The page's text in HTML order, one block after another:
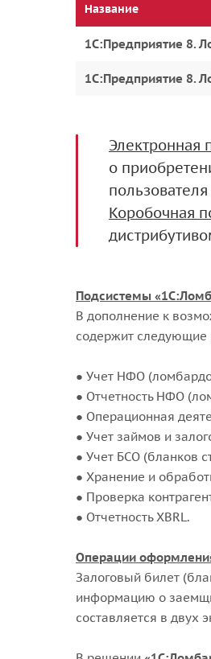
Название
1С:Предприятие 8.
1С:Предприятие 8.
Электронная
о
Коробочная
Подсистемы
В дополнение к
содержит следующие
● Учет НФО
● Отчетность НФО
● Операционная
● Учет займов и
● Учет БСО (бланков
● Хранение и
● Проверка
● Отчетность XBRL.
Операции
Залоговый билет
информацию о
составляется в двух